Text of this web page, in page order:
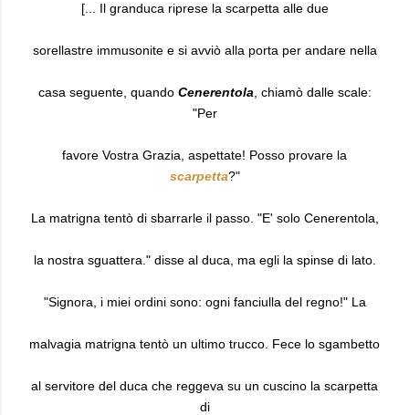
[... Il granduca riprese la scarpetta alle due
sorellastre immusonite e si avviò alla porta per andare nella
casa seguente, quando Cenerentola , chiamò dalle scale:
"Per
favore Vostra Grazia, aspettate! Posso provare la
scarpetta?"
La matrigna tentò di sbarrarle il passo. "E' solo Cenerentola,
la nostra sguattera." disse al duca, ma egli la spinse di lato.
"Signora, i miei ordini sono: ogni fanciulla del regno!" La
malvagia matrigna tentò un ultimo trucco. Fece lo sgambetto
al servitore del duca che reggeva su un cuscino la scarpetta
di